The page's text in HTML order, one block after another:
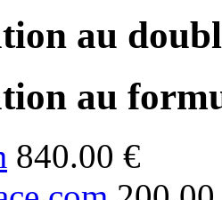
au
au
840.00 €